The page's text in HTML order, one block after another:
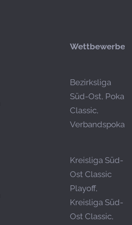
Wettbewerbe
Bezirksliga
Süd-Ost, Pokal
Classic,
Verbandspokal
Kreisliga Süd-
Ost Classic
Playoff,
Kreisliga Süd-
Ost Classic,